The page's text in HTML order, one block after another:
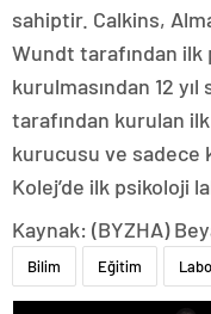
sahiptir. Calkins,
Wundt tarafından ilk
kurulmasından 12 yıl
tarafından kurulan
kurucusu ve sadece
Kolej’de ilk psikoloji
Kaynak: (BYZHA)
Bilim Eğitim